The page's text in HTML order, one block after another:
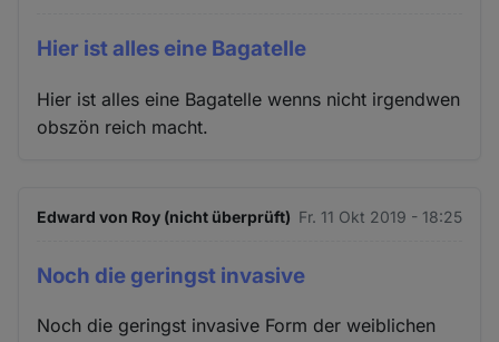
Hier ist alles eine Bagatelle
Hier ist alles eine Bagatelle wenns nicht irgendwen
obszön reich macht.
Edward von Roy (nicht überprüft) Fr. 11 Okt 2019 - 18:25
Noch die geringst invasive
Noch die geringst invasive Form der weiblichen